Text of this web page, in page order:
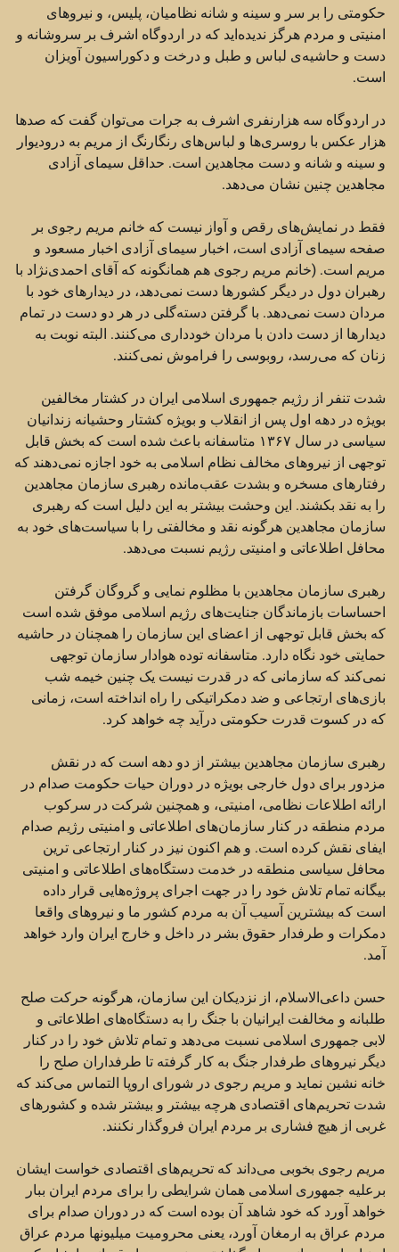
حکومتی را بر سر و سینه و شانه نظامیان، پلیس، و نیروهای
امنیتی و مردم هرگز ندیده‌اید ‏که در اردوگاه اشرف بر سروشانه و
دست و حاشیه‌ی لباس و طبل و درخت و دکوراسیون آویزان
است.‏
در اردوگاه سه هزارنفری اشرف به جرات می‌توان گفت که صدها
هزار عکس با روسری‌ها و لباس‌های ‏رنگارنگ از مریم به درودیوار
و سینه و شانه و دست مجاهدین است. حداقل سیمای آزادی
مجاهدین چنین نشان ‏می‌دهد.‏
فقط در نمایش‌های رقص و آواز نیست که خانم مریم رجوی بر
صفحه سیمای آزادی است، اخبار سیمای آزادی ‏اخبار مسعود و
مریم است. (خانم مریم رجوی هم همانگونه که آقای احمدی‌نژاد با
رهبران دول در دیگر کشورها ‏دست نمی‌دهد، در دیدارهای خود با
مردان دست نمی‌دهد. با گرفتن دسته‌گلی در هر دو دست در تمام
دیدارها از ‏دست دادن با مردان خودداری می‌کنند. البته نوبت به
زنان که می‌رسد، روبوسی را فراموش نمی‌کنند.‏
شدت تنفر از رژیم جمهوری اسلامی ایران در کشتار مخالفین
بویژه در دهه اول پس از انقلاب و بویژه کشتار ‏وحشیانه زندانیان
سیاسی در سال ۱۳۶۷ متاسفانه باعث شده است که بخش قابل
توجهی از نیروهای مخالف نظام ‏اسلامی به خود اجازه نمی‌دهند که
رفتارهای مسخره و بشدت عقب‌مانده رهبری سازمان مجاهدین
را به نقد بکشند. ‏این وحشت بیشتر به این دلیل است که رهبری
سازمان مجاهدین هرگونه نقد و مخالفتی را با سیاست‌های خود به
‏محافل اطلاعاتی و امنیتی رژیم نسبت می‌دهد.‏
رهبری سازمان مجاهدین با مظلوم نمایی و گروگان گرفتن
احساسات بازماندگان جنایت‌های رژیم اسلامی موفق ‏شده است
که بخش قابل توجهی از اعضای این سازمان را همچنان در حاشیه
حمایتی خود نگاه دارد. متاسفانه توده ‏هوادار سازمان توجهی
نمی‌کند که سازمانی که در قدرت نیست یک چنین خیمه شب
بازی‌های ارتجاعی و ضد ‏دمکراتیکی را راه انداخته است، زمانی
که در کسوت قدرت حکومتی درآید چه خواهد کرد. ‏
رهبری سازمان مجاهدین بیشتر از دو دهه است که در نقش
مزدور برای دول خارجی بویژه در دوران حیات ‏حکومت صدام در
ارائه اطلاعات نظامی،‌ امنیتی، و همچنین شرکت در سرکوب
مردم منطقه در کنار سازمان‌های ‏اطلاعاتی و امنیتی رژیم صدام
ایفای نقش کرده است. و هم اکنون نیز در کنار ارتجاعی ترین
محافل سیاسی منطقه ‏در خدمت دستگاه‌های اطلاعاتی و امنیتی
بیگانه تمام تلاش خود را در جهت اجرای پروژه‌هایی قرار داده
است که ‏بیشترین آسیب آن به مردم کشور ما و نیروهای واقعا
دمکرات و طرفدار حقوق بشر در داخل و خارج ایران وارد ‏خواهد
آمد.‏
حسن داعی‌الاسلام، از نزدیکان این سازمان،‌ هرگونه حرکت صلح
طلبانه و مخالفت ایرانیان با جنگ را به ‏دستگاه‌های اطلاعاتی و
لابی جمهوری اسلامی نسبت می‌دهد و تمام تلاش خود را در کنار
دیگر نیروهای طرفدار ‏جنگ به کار گرفته تا طرفداران صلح را
خانه نشین نماید و مریم رجوی در شورای اروپا التماس می‌کند که
شدت ‏تحریم‌های اقتصادی هرچه بیشتر و بیشتر شده و کشورهای
غربی از هیچ فشاری بر مردم ایران فروگذار نکنند.‏
مریم رجوی بخوبی می‌داند که تحریم‌های اقتصادی خواست ایشان
برعلیه جمهوری اسلامی همان شرایطی را ‏برای مردم ایران ببار
خواهد آورد که خود شاهد آن بوده است که در دوران صدام برای
مردم عراق به ارمغان ‏آورد، یعنی محرومیت میلیونها مردم عراق